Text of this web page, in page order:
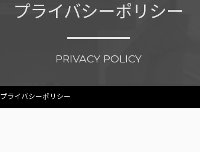
プライバシーポリシー
PRIVACY POLICY
プライバシーポリシー